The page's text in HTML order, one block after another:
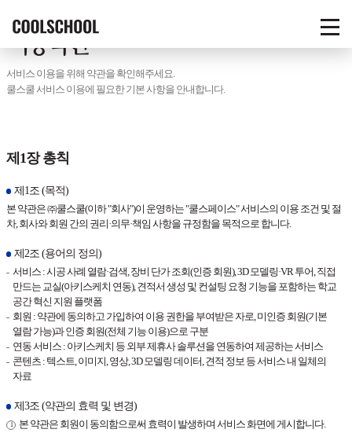
COOLSCHOOL
메
이용약관
서비스 이용을 위해 약관을 확인해주세요.
쿨스쿨 서비스 이용에 필요한 기본 사항을 안내합니다.
제1장 총칙
제1조 (목적)
본 약관은 ㈜쿨스쿨(이하 "회사")이 운영하는 "쿨스페이스" 서비스의 이용 조건 및 절
차, 회사와 회원 간의 권리·의무·책임 사항을 규정함을 목적으로 합니다.
제2조 (용어의 정의)
서비스 : 시공 사례 열람·검색, 장비 단가 조회(인증 회원), 3D 모델링·VR 투어, 직접
만드는 교실(아키스케치 연동), 견적서 생성 및 컨설팅 요청 기능을 포함하는 학교
공간 혁신 지원 플랫폼
회원 : 약관에 동의하고 가입하여 이용 권한을 부여받은 자로, 미인증 회원(기본
열람 가능)과 인증 회원(전체 기능 이용)으로 구분
연동 서비스 : 아키스케치 등 외부 제휴사 솔루션을 연동하여 제공하는 서비스
콘텐츠 : 텍스트, 이미지, 영상, 3D 모델링 데이터, 견적 정보 등 서비스 내 일체의
자료
제3조 (약관의 효력 및 변경)
본 약관은 회원이 동의함으로써 효력이 발생하며 서비스 화면에 게시합니다.